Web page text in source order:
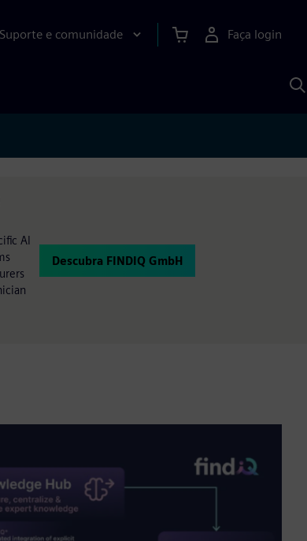
Suporte e comunidade Faça login
AI
Descubra FINDIQ GmbH